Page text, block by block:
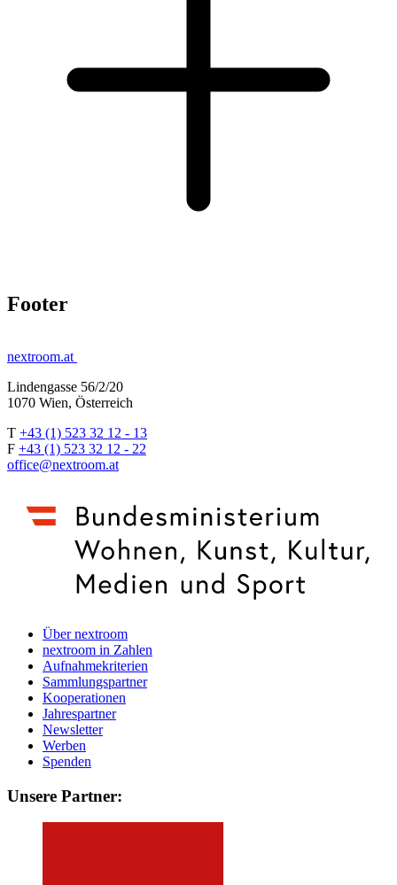
Footer
nextroom.at
Lindengasse 56/2/20
1070 Wien, Österreich
T +43 (1) 523 32 12 - 13
F +43 (1) 523 32 12 - 22
office@nextroom.at
Über nextroom
nextroom in Zahlen
Aufnahmekriterien
Sammlungspartner
Kooperationen
Jahrespartner
Newsletter
Werben
Spenden
Unsere Partner: